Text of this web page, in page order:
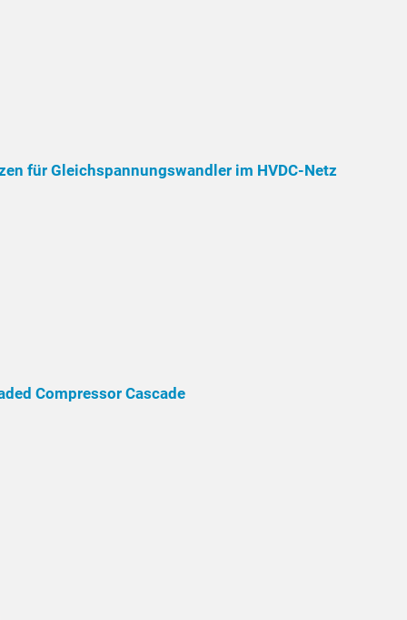
für Gleichspannungswandler im HVDC-Netz
Compressor Cascade